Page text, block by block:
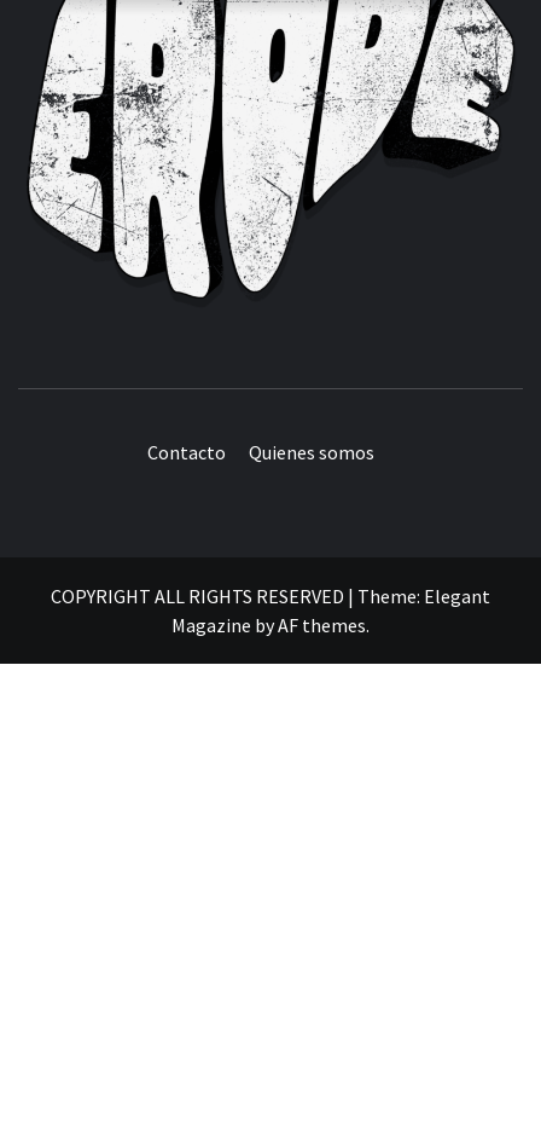
Contacto Quienes somos
COPYRIGHT ALL RIGHTS RESERVED | Theme: Elegant
Magazine byAF themes.